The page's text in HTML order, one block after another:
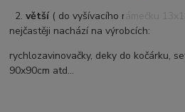
2.větší ( do vyšívacího rámečku
nejčastěji nachází na výrobcích:
rychlozavinovačky, deky do kočárku,
90x90cm atd...